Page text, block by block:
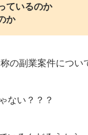
ているのか
か
の副業案件につ
ない？？？